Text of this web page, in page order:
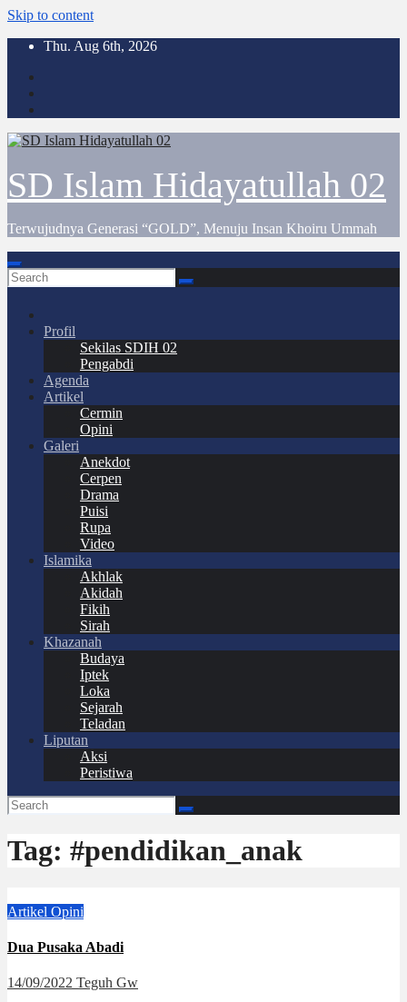
Skip to content
Thu. Aug 6th, 2026
SD Islam Hidayatullah 02
Terwujudnya Generasi “GOLD”, Menuju Insan Khoiru Ummah
Profil
Sekilas SDIH 02
Pengabdi
Agenda
Artikel
Cermin
Opini
Galeri
Anekdot
Cerpen
Drama
Puisi
Rupa
Video
Islamika
Akhlak
Akidah
Fikih
Sirah
Khazanah
Budaya
Iptek
Loka
Sejarah
Teladan
Liputan
Aksi
Peristiwa
Tag: #pendidikan_anak
Artikel Opini
Dua Pusaka Abadi
14/09/2022 Teguh Gw